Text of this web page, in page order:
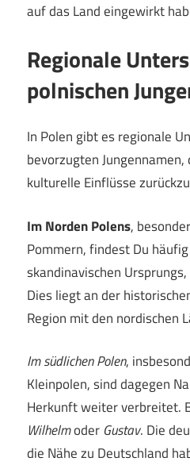
auf das Land eingewirkt
Regionale
polnischen
In Polen gibt es regionale
bevorzugten
kulturelle Einflüsse
Im Norden Polens,
Pommern, findest Du
skandinavischen
Dies liegt an der
Region mit den nordischen
Im südlichen Polen,
Kleinpolen, sind dagegen
Herkunft weiter verbreitet.
Wilhelmoder Gustav. Die
die Nähe zu Deutschland